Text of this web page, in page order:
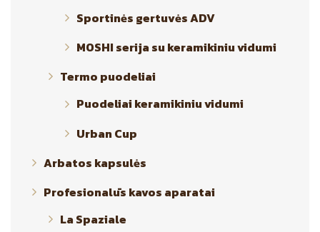
Sportinės gertuvės ADV
MOSHI serija su keramikiniu vidumi
Termo puodeliai
Puodeliai keramikiniu vidumi
Urban Cup
Arbatos kapsulės
Profesionalūs kavos aparatai
La Spaziale